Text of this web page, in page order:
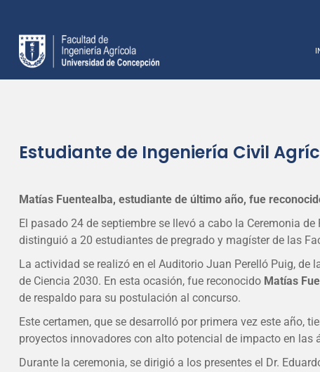
Estudiante de Ingeniería Civil
Matías Fuentealba, estudiante de último año, fue
El pasado 24 de septiembre se llevó a cabo la Ceremonia
distinguió a 20 estudiantes de pregrado y magíster de las
La actividad se realizó en el Auditorio Juan Perelló Puig,
de Ciencia 2030. En esta ocasión, fue reconocido Matías
de respaldo para su postulación al concurso.
Este certamen, que se desarrolló por primera vez este año,
proyectos innovadores con alto potencial de impacto en las
Durante la ceremonia, se dirigió a los presentes el Dr.